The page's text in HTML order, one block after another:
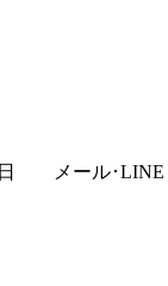
日
メール･LINE